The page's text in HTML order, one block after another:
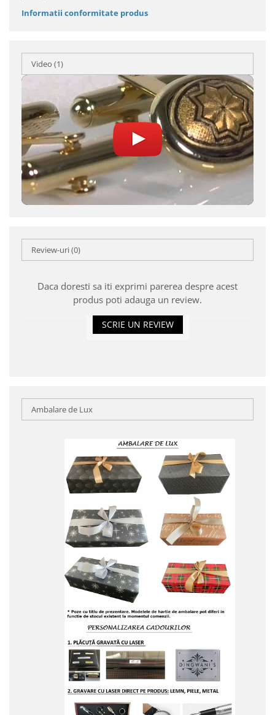
Informatii conformitate produs
Video (1)
Review-uri(0)
Daca doresti sa iti exprimi parerea despre acest
produs poti adauga un review.
SCRIE UN REVIEW
Ambalare de Lux